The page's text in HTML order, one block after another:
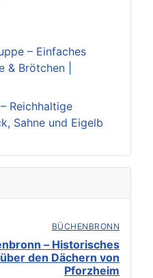
– Einfaches
& Brötchen |
Reichhaltige
Sahne und Eigelb
BÜCHENBRONN
– Historisches
den Dächern von
Pforzheim